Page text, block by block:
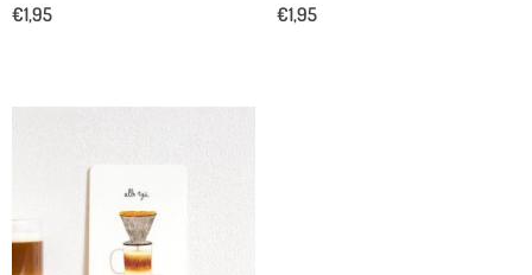
€1,95 €1,95